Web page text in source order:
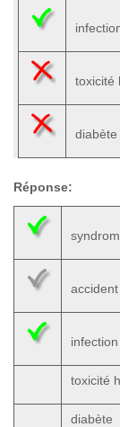
toxicité
diabète
Réponse:
toxicité
diabète